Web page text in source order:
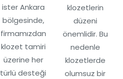
ister Ankara
bölgesinde,
firmamızdan
klozet tamiri
üzerine her
türlü desteği
klozetlerin
düzeni
önemlidir. Bu
nedenle
klozetlerde
olumsuz bir